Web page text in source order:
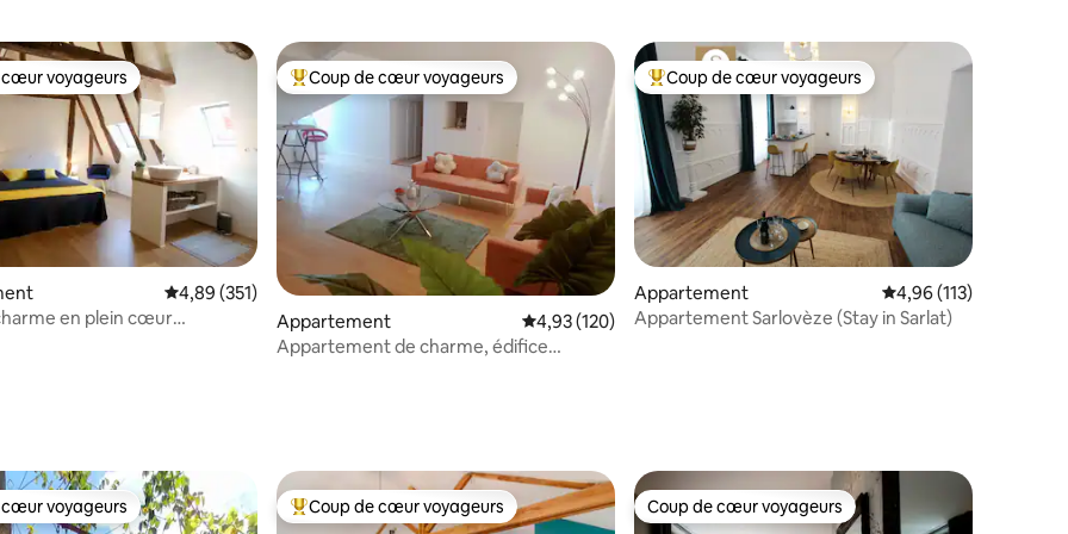
base de 183 commentaires : 4,98 sur 5
voyageurs
voyageurs
Évaluation moyenne sur la base de 351 commentaires : 4,89 sur 5
4,89 (351)
en plein cœur
Coups de cœur voyageurs les plus appréciés
Coup de cœur voyageurs
Appartement Évaluation moyenne sur la base de 120 commentaires : 4,93 sur 5
4,93 (120)
Appartement de charme, édifice
Coups de cœur voyageurs les plus appréciés
Coup de cœur voyageurs
Appartement Évaluation moyenne
4,96 (113)
Appartement Sarlovèze (Stay in Sarlat)
voyageurs
voyageurs Coups de cœur voyageurs les plus appréciés
Coup de cœur voyageurs Coup de cœur voyageurs
Coup de cœur voyageurs